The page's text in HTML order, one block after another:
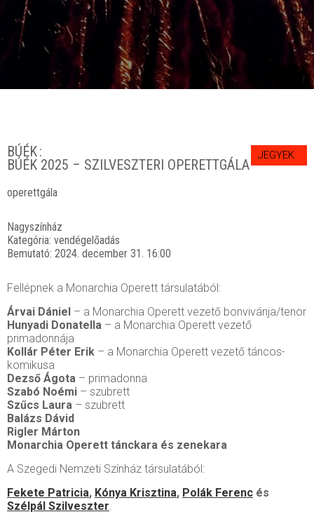
BÚÉK
BÚÉK 2025 – SZILVESZTERI OPERETTGÁLA
operettgála
Nagyszínház
Kategória: vendégelőadás
Bemutató: 2024. december 31. 16:00
Fellépnek a Monarchia Operett társulatából:
Árvai Dániel – a Monarchia Operett vezető bonvivánja/tenor
Hunyadi Donatella – a Monarchia Operett vezető
primadonnája
Kollár Péter Erik – a Monarchia Operett vezető táncos-
komikusa
Dezső Ágota – primadonna
Szabó Noémi – szubrett
Szűcs Laura – szubrett
Balázs Dávid
Rigler Márton
Monarchia Operett tánckara és zenekara
A Szegedi Nemzeti Színház társulatából:
Fekete Patricia, Kónya Krisztina, Polák Ferenc és
Szélpál Szilveszter.
JEGYEK